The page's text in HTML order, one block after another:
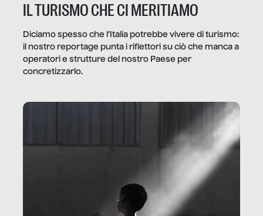
IL TURISMO CHE CI MERITIAMO
Diciamo spesso che l’Italia potrebbe vivere di turismo:
il nostro reportage punta i riflettori su ciò che manca a
operatori e strutture del nostro Paese per
concretizzarlo.